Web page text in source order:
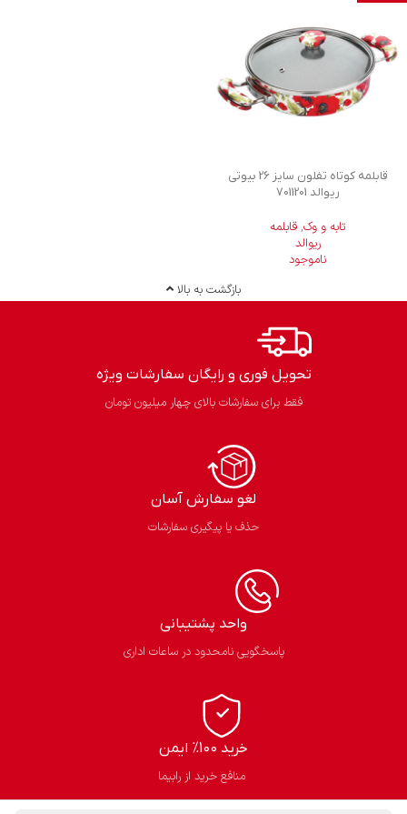
قابلمه کوتاه تفلون سایز 26 بیوتی
ریوالد 7011201
تابه و وک, قابلمه
ریوالد
ناموجود
بازگشت به بالا
تحویل فوری و رایگان سفارشات ویژه
فقط برای سفارشات بالای چهار میلیون تومان
لغو سفارش آسان​
حذف یا پیگیری سفارشات
واحد پشتیبانی
پاسخگویی نامحدود در ساعات اداری
خرید 100% ایمن
منافع خرید از رابیما